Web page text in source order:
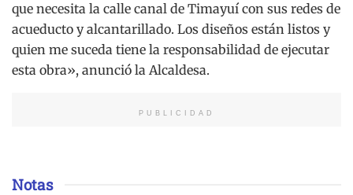
que necesita la calle canal de Timayuí con sus redes de
acueducto y alcantarillado. Los diseños están listos y
quien me suceda tiene la responsabilidad de ejecutar
esta obra», anunció la Alcaldesa.
PUBLICIDAD
Notas